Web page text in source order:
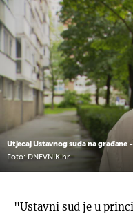
Utjecaj Ustavnog suda na građane
Foto: DNEVNIK.hr
"Ustavni sud je u